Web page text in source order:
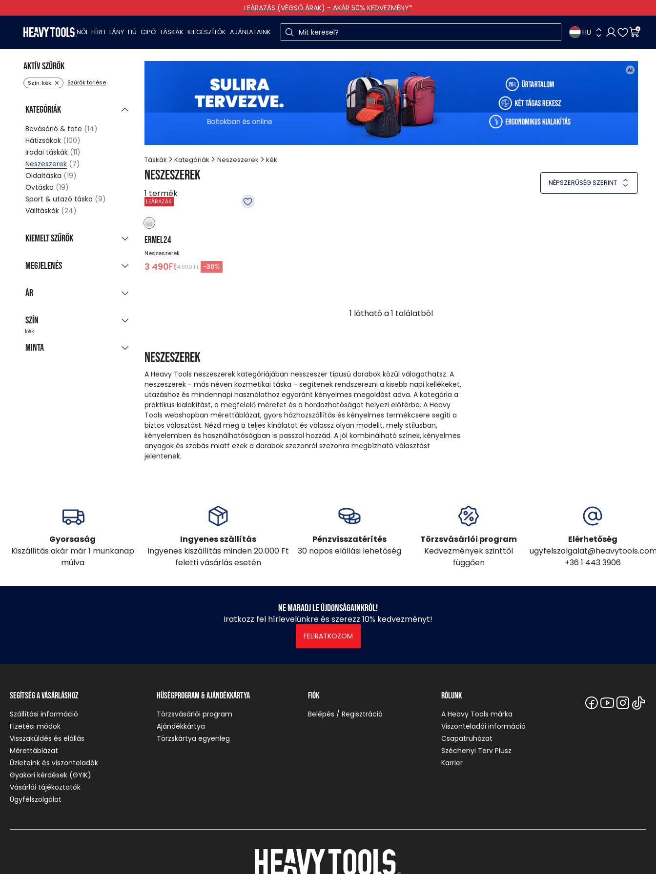
LEÁRAZÁS (VÉGSŐ ÁRAK) - AKÁR 50% KEDVEZMÉNY*
NŐI FÉRFI LÁNY FIÚ CIPŐ TÁSKÁK KIEGÉSZÍTŐK AJÁNLATAINK HU 0
Táskák Kategóriák Neszeszerek kék
Neszeszerek
1 termék
NÉPSZERŰSÉG SZERINT
LEÁRAZÁS
ERMEL24
Neszeszerek
3 490Ft4 990 Ft -30%
1 látható a1 találatból
Neszeszerek
A Heavy Tools neszeszerek kategóriájában nesszeszer típusú darabok közül válogathatsz. A
neszeszerek - más néven kozmetikai táska - segítenek rendszerezni a kisebb napi kellékeket,
utazáshoz és mindennapi használathoz egyaránt kényelmes megoldást adva. A kategória a
praktikus kialakítást, a megfelelő méretet és a hordozhatóságot helyezi előtérbe. A Heavy
Tools webshopban mérettáblázat, gyors házhozszállítás és kényelmes termékcsere segíti a
biztos választást. Nézd meg a teljes kínálatot és válassz olyan modellt, mely stílusban,
kényelemben és használhatóságban is passzol hozzád. A jól kombinálható színek, kényelmes
anyagok és szabás miatt ezek a darabok szezonról szezonra megbízható választást
jelentenek.
Aktív szűrők
Szín: kék Szűrők törlése
Kategóriák
Bevásárló & tote (14)
Hátizsákok (100)
Irodai táskák (11)
Neszeszerek (7)
Oldaltáska (19)
Övtáska (19)
Sport & utazó táska (9)
Válltáskák (24)
Kiemelt szűrők
Megjelenés
Ár
Szín
kék
Minta
Gyorsaság
Kiszállítás akár már 1 munkanap
múlva
Ingyenes szállítás
Ingyenes kiszállítás minden 20.000 Ft
feletti vásárlás esetén
Pénzvisszatérítés
30 napos elállási lehetőség
Törzsvásárlói program
Kedvezmények szinttől
függően
Elérhetőség
+36 1 443 3906
Ne maradj le újdonságainkról!
Iratkozz fel hírlevelünkre és szerezz 10% kedvezményt!
FELIRATKOZOM
Segítség a vásárláshoz
Szállítási információ
Fizetési módok
Visszaküldés és elállás
Mérettáblázat
Üzleteink és viszonteladók
Gyakori kérdések (GYIK)
Vásárlói tájékoztatók
Ügyfélszolgálat
Hűségprogram & Ajándékkártya
Törzsvásárlói program
Ajándékkártya
Törzskártya egyenleg
Fiók
Belépés / Regisztráció
Rólunk
A Heavy Tools márka
Viszonteladói információ
Csapatruházat
Széchenyi Terv Plusz
Karrier